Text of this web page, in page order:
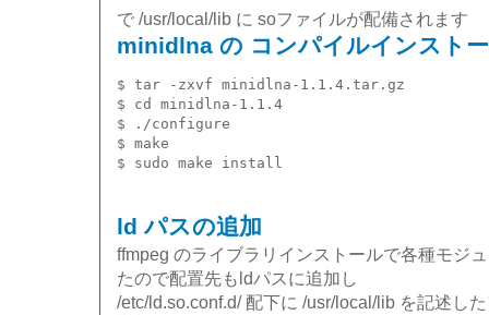
で /usr/local/lib に soファイルが配備されます
minidlna の コンパイルインスト
$ tar -zxvf minidlna-1.1.4.tar.gz
$ cd minidlna-1.1.4
$ ./configure
$ make
ld パスの追加
ffmpeg のライブラリインストールで各種モジ
たので配置先もldパスに追加し
/etc/ld.so.conf.d/ 配下に /usr/local/lib を記述し